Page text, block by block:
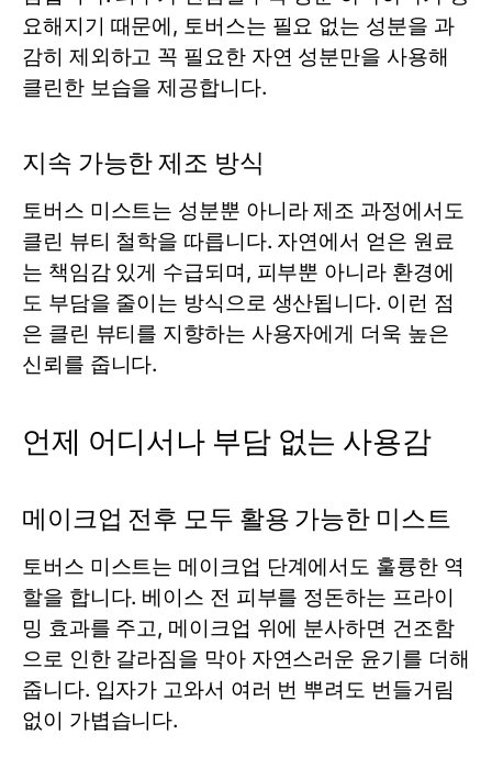
요해지기 때문에, 토버스는 필요 없는 성분을 과
감히 제외하고 꼭 필요한 자연 성분만을 사용해
클린한 보습을 제공합니다.
지속 가능한 제조 방식
토버스 미스트는 성분뿐 아니라 제조 과정에서도
클린 뷰티 철학을 따릅니다. 자연에서 얻은 원료
는 책임감 있게 수급되며, 피부뿐 아니라 환경에
도 부담을 줄이는 방식으로 생산됩니다. 이런 점
은 클린 뷰티를 지향하는 사용자에게 더욱 높은
신뢰를 줍니다.
언제 어디서나 부담 없는 사용감
메이크업 전후 모두 활용 가능한 미스트
토버스 미스트는 메이크업 단계에서도 훌륭한 역
할을 합니다. 베이스 전 피부를 정돈하는 프라이
밍 효과를 주고, 메이크업 위에 분사하면 건조함
으로 인한 갈라짐을 막아 자연스러운 윤기를 더해
줍니다. 입자가 고와서 여러 번 뿌려도 번들거림
없이 가볍습니다.